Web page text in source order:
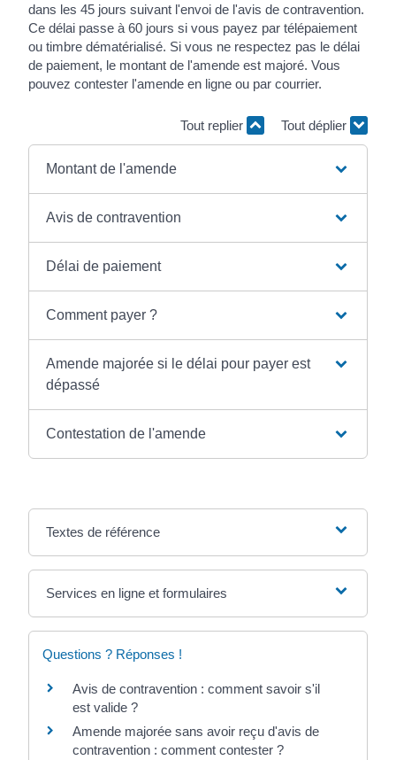
dans les 45 jours suivant l'envoi de l'avis de contravention.
Ce délai passe à 60 jours si vous payez par télépaiement
ou timbre dématérialisé. Si vous ne respectez pas le délai
de paiement, le montant de l'amende est majoré. Vous
pouvez contester l'amende en ligne ou par courrier.
Tout replier Tout déplier
Montant de l'amende
Avis de contravention
Délai de paiement
Comment payer ?
Amende majorée si le délai pour payer est
dépassé
Contestation de l'amende
Textes de référence
Services en ligne et formulaires
Questions ? Réponses !
Avis de contravention : comment savoir s'il
est valide ?
Amende majorée sans avoir reçu d'avis de
contravention : comment contester ?